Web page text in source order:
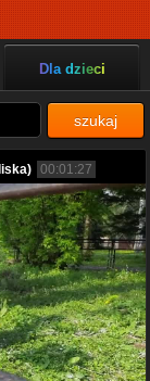
Dla dzieci
szukaj
00:01:27